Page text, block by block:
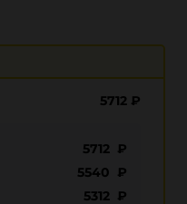
5712 ₽
5712 ₽
5540 ₽
5312 ₽